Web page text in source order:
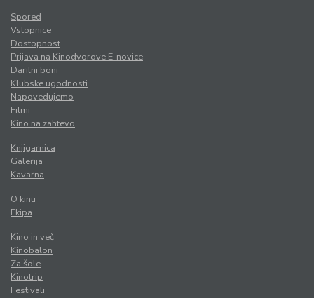
Spored
Vstopnice
Dostopnost
Prijava na Kinodvorove E-novice
Darilni boni
Klubske ugodnosti
Napovedujemo
Filmi
Kino na zahtevo
Knjigarnica
Galerija
Kavarna
O kinu
Ekipa
Kino in več
Kinobalon
Za šole
Kinotrip
Festivali